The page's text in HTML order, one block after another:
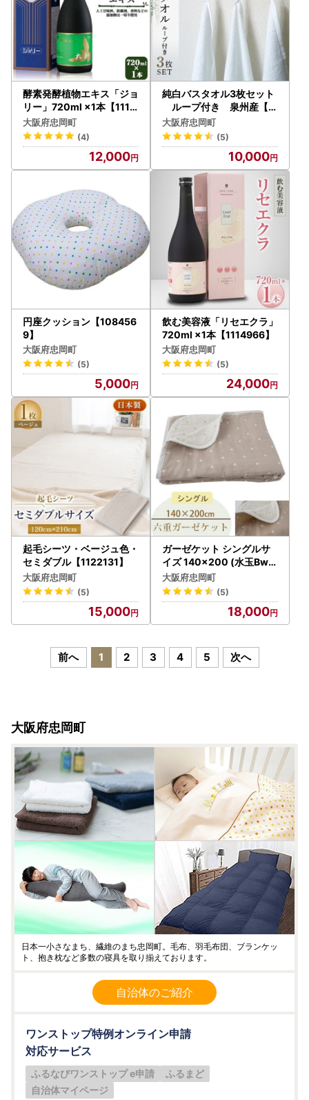
酵素発酵植物エキス「ジョ
リー」720ml ×1本【1114
965】
大阪府忠岡町
(4)
12,000
純白バスタオル3枚セット
ループ付き 泉州産【1
052959】
大阪府忠岡町
(5)
10,000
円座クッション【108456
9】
大阪府忠岡町
(5)
5,000
飲む美容液「リセエクラ」
720ml ×1本【1114966】
大阪府忠岡町
(5)
24,000
起毛シーツ・ベージュ色・
セミダブル【1122131】
大阪府忠岡町
(5)
15,000
ガーゼケット シングルサ
イズ 140×200 (水玉Bw)
【1340115】
大阪府忠岡町
(5)
18,000
前へ 1 2 3 4 5 次へ
大阪府忠岡町
日本一小さなまち、繊維のまち忠岡町。毛布、羽毛布団、ブランケッ
ト、抱き枕など多数の寝具を取り揃えております。
自治体のご紹介
ワンストップ特例オンライン申請
対応サービス
ふるなびワンストップ e申請
ふるまど
自治体マイページ